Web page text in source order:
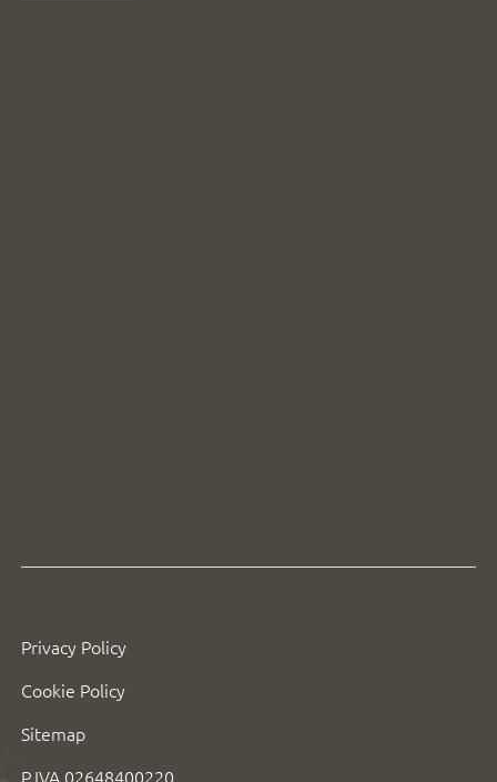
Privacy Policy
Cookie Policy
Sitemap
P.IVA 02648400220